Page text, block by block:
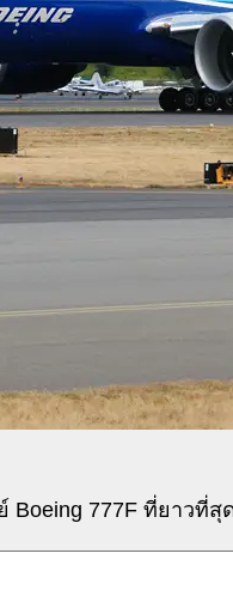
Boeing 777F ที่ยาวที่